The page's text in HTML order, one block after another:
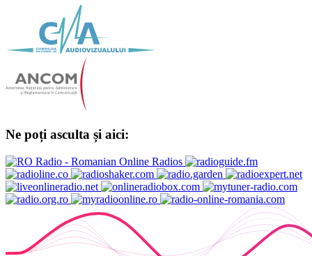
Ne poți asculta și aici: